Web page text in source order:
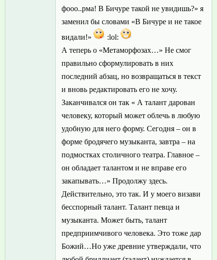
фооо..рма! В Бичуре такой не увидишь?» я
заменил бы словами «В Бичуре и не такое
видали!»
:lol:
А теперь о «Метаморфозах…» Не смог
правильно сформулировать в них
последний абзац, но возвращаться в текст
и вновь редактировать его не хочу.
Заканчивался он так « А талант дарован
человеку, который может облечь в любую
удобную для него форму. Сегодня – он в
форме бродячего музыканта, завтра – на
подмостках столичного театра. Главное –
он обладает талантом и не вправе его
закапывать…» Продолжу здесь.
Действительно, это так. И у моего визави
бесспорный талант. Талант певца и
музыканта. Может быть, талант
предприимчивого человека. Это тоже дар
Божий…Но уже древние утверждали, что